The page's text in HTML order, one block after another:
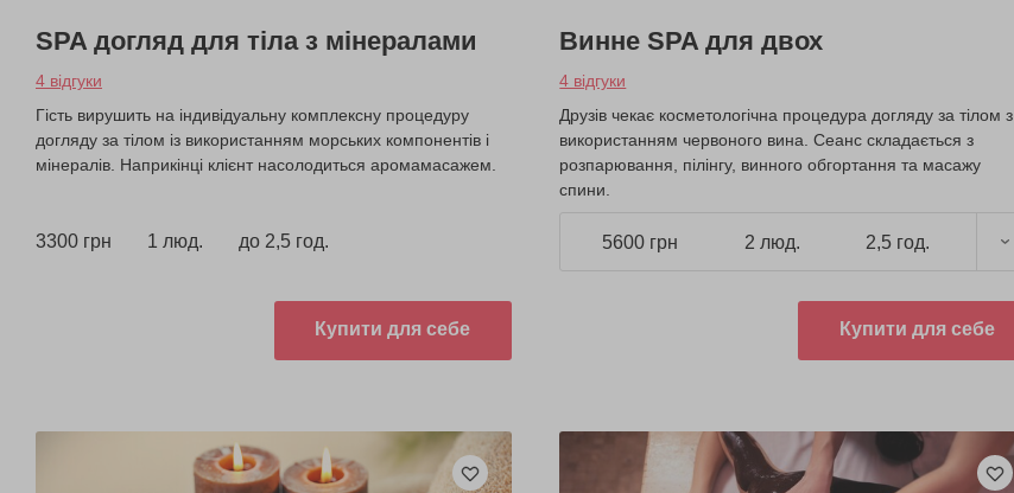
SPA догляд для тіла з мінералами
4 відгуки
Гість вирушить на індивідуальну комплексну процедуру
догляду за тілом із використанням морських компонентів і
мінералів. Наприкінці клієнт насолодиться аромамасажем.
3300 грн 1 люд. до 2,5 год.
Купити для себе
Винне SPA для двох
4 відгуки
Друзів чекає косметологічна процедура догляду за тілом з
використанням червоного вина. Сеанс складається з
розпарювання, пілінгу, винного обгортання та масажу
спини.
5600 грн 2 люд. 2,5 год.
Купити для себе